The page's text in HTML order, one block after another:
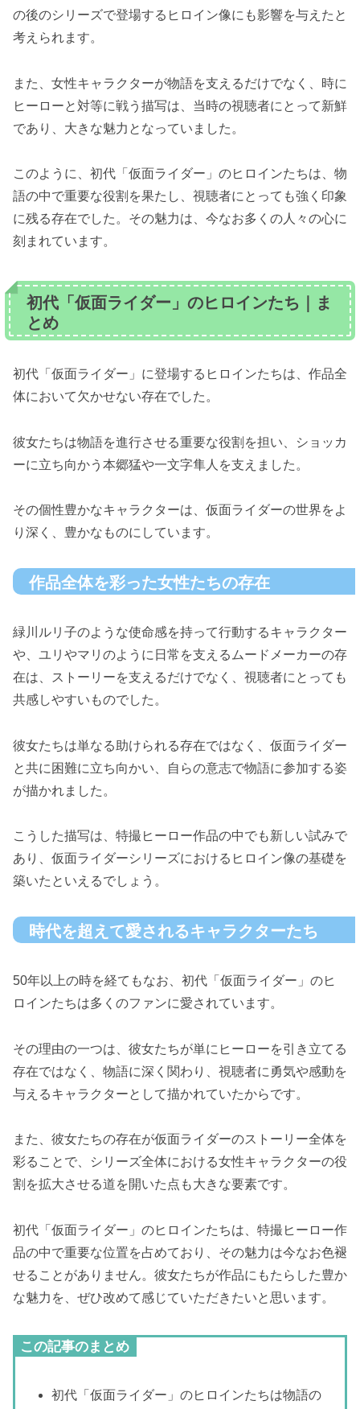
の後のシリーズで登場するヒロイン像にも影響を与えたと
考えられます。
また、女性キャラクターが物語を支えるだけでなく、時に
ヒーローと対等に戦う描写は、当時の視聴者にとって新鮮
であり、大きな魅力となっていました。
このように、初代「仮面ライダー」のヒロインたちは、物
語の中で重要な役割を果たし、視聴者にとっても強く印象
に残る存在でした。その魅力は、今なお多くの人々の心に
刻まれています。
初代「仮面ライダー」のヒロインたち｜ま
とめ
初代「仮面ライダー」に登場するヒロインたちは、作品全
体において欠かせない存在でした。
彼女たちは物語を進行させる重要な役割を担い、ショッカ
ーに立ち向かう本郷猛や一文字隼人を支えました。
その個性豊かなキャラクターは、仮面ライダーの世界をよ
り深く、豊かなものにしています。
作品全体を彩った女性たちの存在
緑川ルリ子のような使命感を持って行動するキャラクター
や、ユリやマリのように日常を支えるムードメーカーの存
在は、ストーリーを支えるだけでなく、視聴者にとっても
共感しやすいものでした。
彼女たちは単なる助けられる存在ではなく、仮面ライダー
と共に困難に立ち向かい、自らの意志で物語に参加する姿
が描かれました。
こうした描写は、特撮ヒーロー作品の中でも新しい試みで
あり、仮面ライダーシリーズにおけるヒロイン像の基礎を
築いたといえるでしょう。
時代を超えて愛されるキャラクターたち
50年以上の時を経てもなお、初代「仮面ライダー」のヒ
ロインたちは多くのファンに愛されています。
その理由の一つは、彼女たちが単にヒーローを引き立てる
存在ではなく、物語に深く関わり、視聴者に勇気や感動を
与えるキャラクターとして描かれていたからです。
また、彼女たちの存在が仮面ライダーのストーリー全体を
彩ることで、シリーズ全体における女性キャラクターの役
割を拡大させる道を開いた点も大きな要素です。
初代「仮面ライダー」のヒロインたちは、特撮ヒーロー作
品の中で重要な位置を占めており、その魅力は今なお色褪
せることがありません。彼女たちが作品にもたらした豊か
な魅力を、ぜひ改めて感じていただきたいと思います。
この記事のまとめ
初代「仮面ライダー」のヒロインたちは物語の